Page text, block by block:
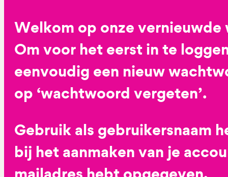
Welkom op onze vernieuwde
Om voor het eerst in te
eenvoudig een nieuw
op ‘wachtwoord vergeten’.
Gebruik als gebruikersnaam
bij het aanmaken van je